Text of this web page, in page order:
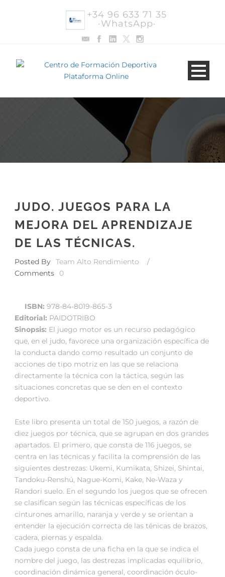
+34 96 633 71 35
·WhatsApp·
JUDO. JUEGOS PARA LA
MEJORA DEL APRENDIZAJE
DE LAS TÉCNICAS.
Posted By Team Alto Rendimiento
/
Comments
0
ISBN: 978-84-8019-865-3
Editorial: PAIDOTRIBO
Sinopsis: El juego motor es un recurso pedagógico
que, en el judo, favorece una organización específica de
la conducta dando como resultado un conjunto de
acciones de tipo motriz en las que se relaciona
directamente la técnica con la táctica, según las
situaciones concretas que se den en el contexto
deportivo.
Este libro presenta un total de 150 juegos, a razón de
diez juegos por técnica, que se agrupan en dos grandes
apartados. El primero, que consta de 116 juegos, se
centra en las técnicas y facilita la comprensión de las
siguientes destrezas: Ukemi, Kumikata, Shizei, Shintai,
Tandoku-Renshú, Nague-Komi, Kake, Ne-Waza y
Randori suelo. En el segundo los juegos que se ofrecen
se clasifican según las técnicas específicas de los
cinturones amarillo, naranja y verde y se orientan a
entender la ejecución correcta de las ténicas de brazos,
cadera, piernas y espalda.
Cada juego consta de una ficha en la que se indica el
nombre del juego, las destrezas implicadas equilibrio,
coordinación dinámica general, coordinación óculo-